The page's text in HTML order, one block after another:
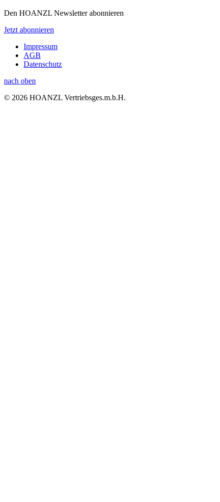
Den HOANZL Newsletter abonnieren
Jetzt abonnieren
Impressum
AGB
Datenschutz
nach oben
© 2026 HOANZL Vertriebsges.m.b.H.